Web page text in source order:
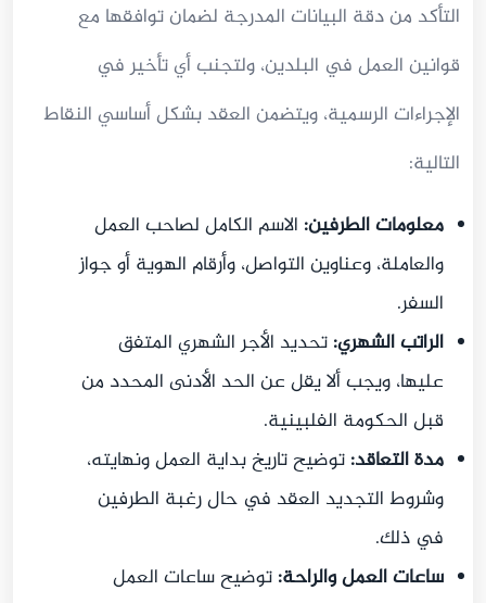
التأكد من دقة البيانات المدرجة لضمان توافقها مع
قوانين العمل في البلدين، ولتجنب أي تأخير في
الإجراءات الرسمية، ويتضمن العقد بشكل أساسي النقاط
التالية:
معلومات الطرفين: الاسم الكامل لصاحب العمل
والعاملة، وعناوين التواصل، وأرقام الهوية أو جواز
السفر.
الراتب الشهري: تحديد الأجر الشهري المتفق
عليها، ويجب ألا يقل عن الحد الأدنى المحدد من
قبل الحكومة الفلبينية.
مدة التعاقد: توضيح تاريخ بداية العمل ونهايته،
وشروط التجديد العقد في حال رغبة الطرفين
في ذلك.
ساعات العمل والراحة: توضيح ساعات العمل